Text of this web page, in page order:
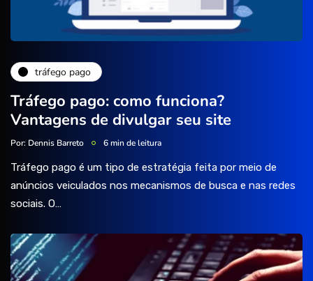
tráfego pago
Tráfego pago: como funciona?
Vantagens de divulgar seu site
Por: Dennis Barreto 6 min de leitura
Tráfego pago é um tipo de estratégia feita por meio de
anúncios veiculados nos mecanismos de busca e nas redes
sociais. O…